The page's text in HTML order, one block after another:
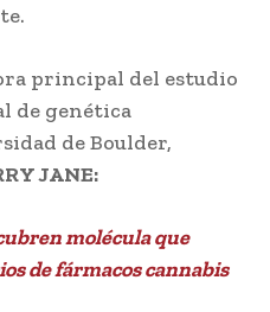
principal del estudio
de genética
de Boulder,
JANE:
molécula que
de fármacos cannabis